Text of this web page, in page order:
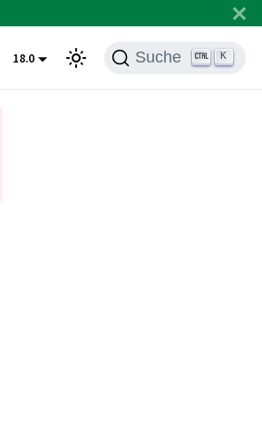
18.0 Suche K